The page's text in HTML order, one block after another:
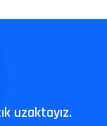
uzaktayız.